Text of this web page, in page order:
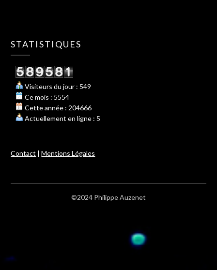
STATISTIQUES
Visiteurs du jour : 549
Ce mois : 5554
Cette année : 204666
Actuellement en ligne : 5
Contact |Mentions Légales
©2024 Philippe Auzenet